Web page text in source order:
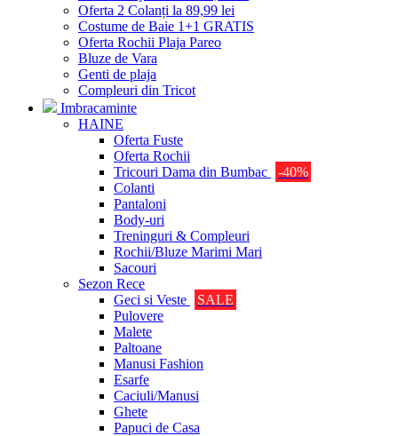
Oferta 2 Colanți la 89,99 lei
Costume de Baie 1+1 GRATIS
Oferta Rochii Plaja Pareo
Bluze de Vara
Genti de plaja
Compleuri din Tricot
Imbracaminte
HAINE
Oferta Fuste
Oferta Rochii
Tricouri Dama din Bumbac
-40%
Colanti
Pantaloni
Body-uri
Treninguri & Compleuri
Rochii/Bluze Marimi Mari
Sacouri
Sezon Rece
Geci si Veste
SALE
Pulovere
Malete
Paltoane
Manusi Fashion
Esarfe
Caciuli/Manusi
Ghete
Papuci de Casa